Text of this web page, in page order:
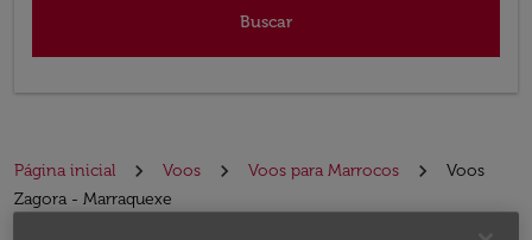
Buscar
Página inicial Voos Voos para Marrocos
Voos
Zagora - Marraquexe